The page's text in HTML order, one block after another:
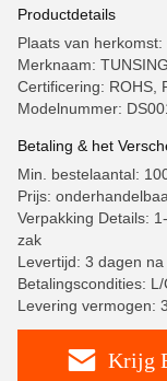
Productdetails
Plaats van herkomst:
Merknaam: TUNSING
Certificering: ROHS,
Modelnummer:
Betaling & het
Min. bestelaantal:
Prijs:
Verpakking Details:
zak
Levertijd: 3 dagen na
Betalingscondities:
Levering vermogen:
Krijg